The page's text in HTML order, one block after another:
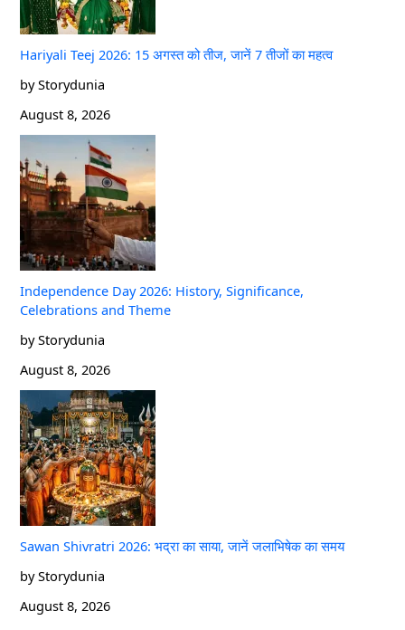
Hariyali Teej 2026: 15 अगस्त को तीज, जानें 7 तीजों का महत्व
by Storydunia
August 8, 2026
Independence Day 2026: History, Significance,
Celebrations and Theme
by Storydunia
August 8, 2026
Sawan Shivratri 2026: भद्रा का साया, जानें जलाभिषेक का समय
by Storydunia
August 8, 2026